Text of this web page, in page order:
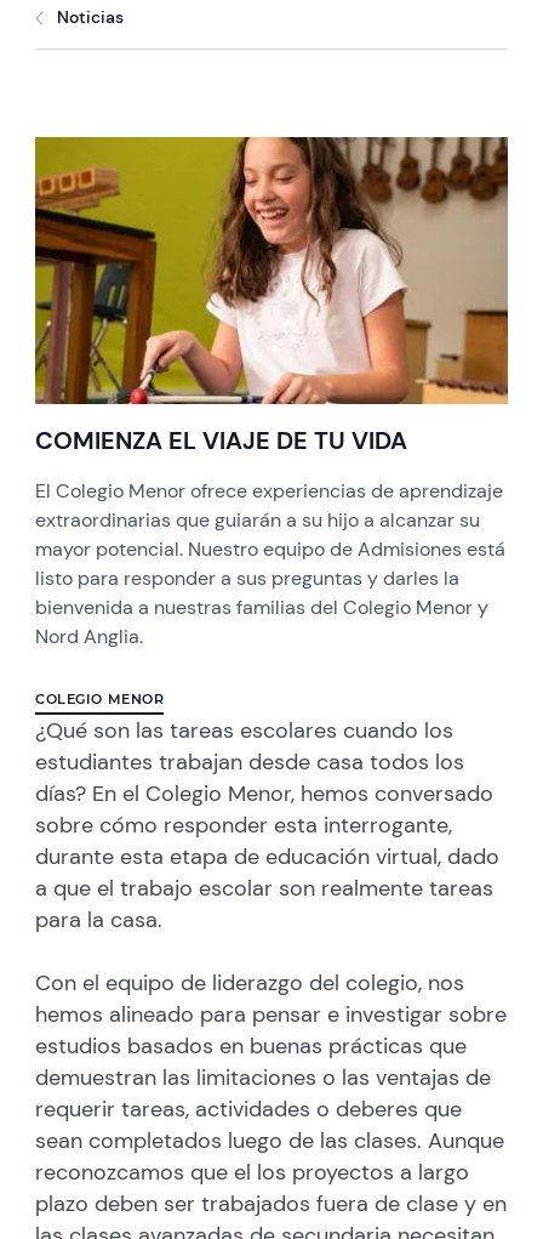
Noticias
COMIENZA EL VIAJE DE TU VIDA
El Colegio Menor ofrece experiencias de aprendizaje
extraordinarias que guiarán a su hijo a alcanzar su
mayor potencial. Nuestro equipo de Admisiones está
listo para responder a sus preguntas y darles la
bienvenida a nuestras familias del Colegio Menor y
Nord Anglia.
COLEGIO MENOR
¿Qué son las tareas escolares cuando los
estudiantes trabajan desde casa todos los
días? En el Colegio Menor, hemos conversado
sobre cómo responder esta interrogante,
durante esta etapa de educación virtual, dado
a que el trabajo escolar son realmente tareas
para la casa.
Con el equipo de liderazgo del colegio, nos
hemos alineado para pensar e investigar sobre
estudios basados en buenas prácticas que
demuestran las limitaciones o las ventajas de
requerir tareas, actividades o deberes que
sean completados luego de las clases. Aunque
reconozcamos que el los proyectos a largo
plazo deben ser trabajados fuera de clase y en